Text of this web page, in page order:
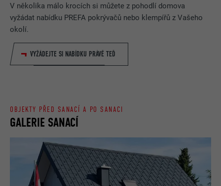
V několika málo krocích si můžete z pohodlí domova
vyžádat nabídku PREFA pokrývačů nebo klempířů z Vašeho
okolí.
VYŽÁDEJTE SI NABÍDKU PRÁVĚ TEĎ
GALERIE SANACÍ
OBJEKTY PŘED SANACÍ A PO SANACI